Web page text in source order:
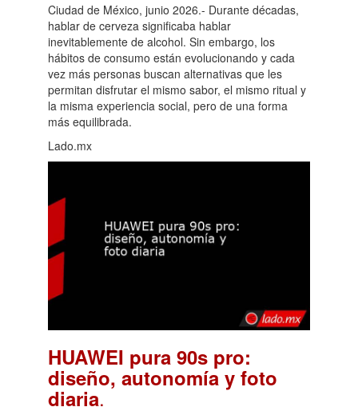
Ciudad de México, junio 2026.- Durante décadas,
hablar de cerveza significaba hablar
inevitablemente de alcohol. Sin embargo, los
hábitos de consumo están evolucionando y cada
vez más personas buscan alternativas que les
permitan disfrutar el mismo sabor, el mismo ritual y
la misma experiencia social, pero de una forma
más equilibrada.
Lado.mx
HUAWEI pura 90s pro:
diseño, autonomía y foto
diaria.